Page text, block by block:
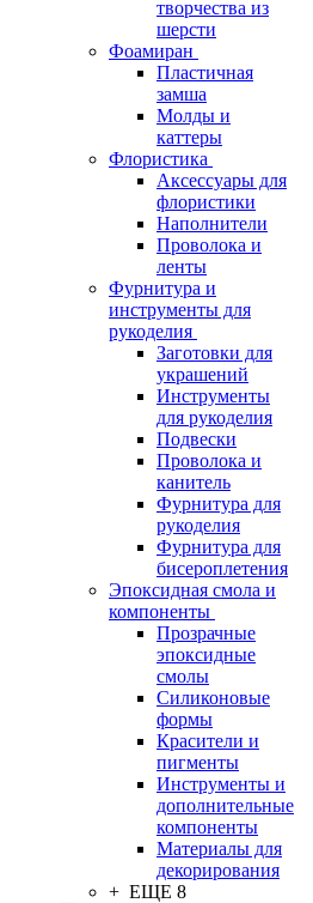
творчества из
шерсти
Фоамиран
Пластичная
замша
Молды и
каттеры
Флористика
Аксессуары для
флористики
Наполнители
Проволока и
ленты
Фурнитура и
инструменты для
рукоделия
Заготовки для
украшений
Инструменты
для рукоделия
Подвески
Проволока и
канитель
Фурнитура для
рукоделия
Фурнитура для
бисероплетения
Эпоксидная смола и
компоненты
Прозрачные
эпоксидные
смолы
Силиконовые
формы
Красители и
пигменты
Инструменты и
дополнительные
компоненты
Материалы для
декорирования
+ ЕЩЕ 8